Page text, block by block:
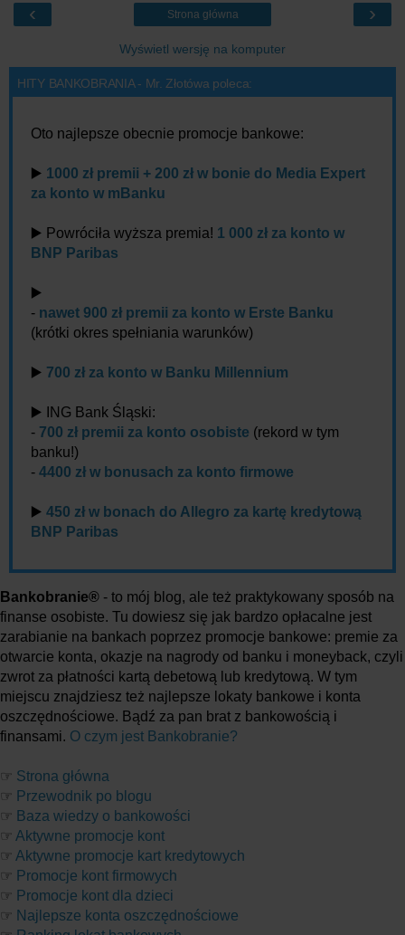
‹ ›
Strona główna
Wyświetl wersję na komputer
HITY BANKOBRANIA - Mr. Złotówa poleca:
Oto najlepsze obecnie promocje bankowe:
▶️ 1000 zł premii + 200 zł w bonie do Media Expert
za konto w mBanku
▶️ Powróciła wyższa premia! 1 000 zł za konto w
BNP Paribas
▶️
- nawet 900 zł premii za konto w Erste Banku
(krótki okres spełniania warunków)
▶️ 700 zł za konto w Banku Millennium
▶️ ING Bank Śląski:
- 700 zł premii za konto osobiste (rekord w tym
banku!)
- 4400 zł w bonusach za konto firmowe
▶️ 450 zł w bonach do Allegro za kartę kredytową
BNP Paribas
Bankobranie® - to mój blog, ale też praktykowany sposób na
finanse osobiste. Tu dowiesz się jak bardzo opłacalne jest
zarabianie na bankach poprzez promocje bankowe: premie za
otwarcie konta, okazje na nagrody od banku i moneyback, czyli
zwrot za płatności kartą debetową lub kredytową. W tym
miejscu znajdziesz też najlepsze lokaty bankowe i konta
oszczędnościowe. Bądź za pan brat z bankowością i
finansami. O czym jest Bankobranie?
☞ Strona główna
☞ Przewodnik po blogu
☞ Baza wiedzy o bankowości
☞ Aktywne promocje kont
☞ Aktywne promocje kart kredytowych
☞ Promocje kont firmowych
☞ Promocje kont dla dzieci
☞ Najlepsze konta oszczędnościowe